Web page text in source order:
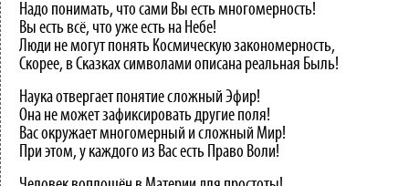
Надо понимать, что сами Вы есть многомерность!
Вы есть всё, что уже есть на Небе!
Люди не могут понять Космическую закономерность,
Скорее, в Сказках символами описана реальная Быль!
Наука отвергает понятие сложный Эфир!
Она не может зафиксировать другие поля!
Вас окружает многомерный и сложный Мир!
При этом, у каждого из Вас есть Право Воли!